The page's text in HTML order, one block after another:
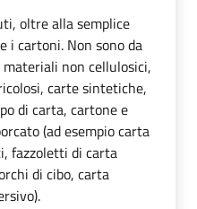
oltre alla semplice
i cartoni. Non sono da
non cellulosici,
carte sintetiche,
di carta, cartone e
(ad esempio carta
fazzoletti di carta
di cibo, carta